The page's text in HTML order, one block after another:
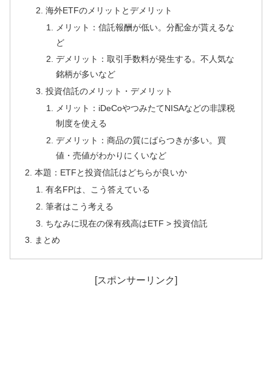
海外ETFのメリットとデメリット
メリット：信託報酬が低い。分配金が貰えるな
ど
デメリット：取引手数料が発生する。不人気な
銘柄が多いなど
投資信託のメリット・デメリット
メリット：iDeCoやつみたてNISAなどの非課税
制度を使える
デメリット：商品の質にばらつきが多い。買
値・売値がわかりにくいなど
本題：ETFと投資信託はどちらが良いか
有名FPは、こう答えている
筆者はこう考える
ちなみに現在の保有残高はETF > 投資信託
まとめ
[スポンサーリンク]